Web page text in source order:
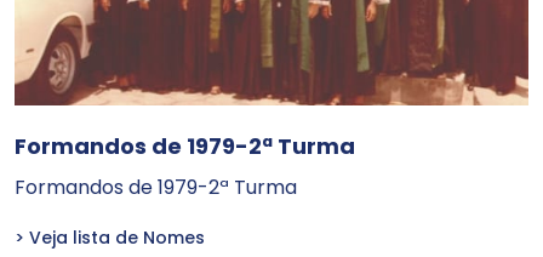
Formandos de 1979-2ª Turma
Formandos de 1979-2ª Turma
> Veja lista de Nomes